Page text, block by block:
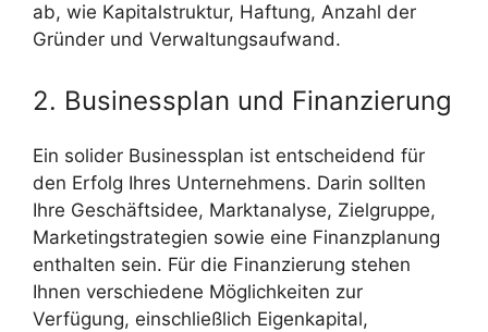
ab, wie Kapitalstruktur, Haftung, Anzahl der
Gründer und Verwaltungsaufwand.
2. Businessplan und Finanzierung
Ein solider Businessplan ist entscheidend für
den Erfolg Ihres Unternehmens. Darin sollten
Ihre Geschäftsidee, Marktanalyse, Zielgruppe,
Marketingstrategien sowie eine Finanzplanung
enthalten sein. Für die Finanzierung stehen
Ihnen verschiedene Möglichkeiten zur
Verfügung, einschließlich Eigenkapital,